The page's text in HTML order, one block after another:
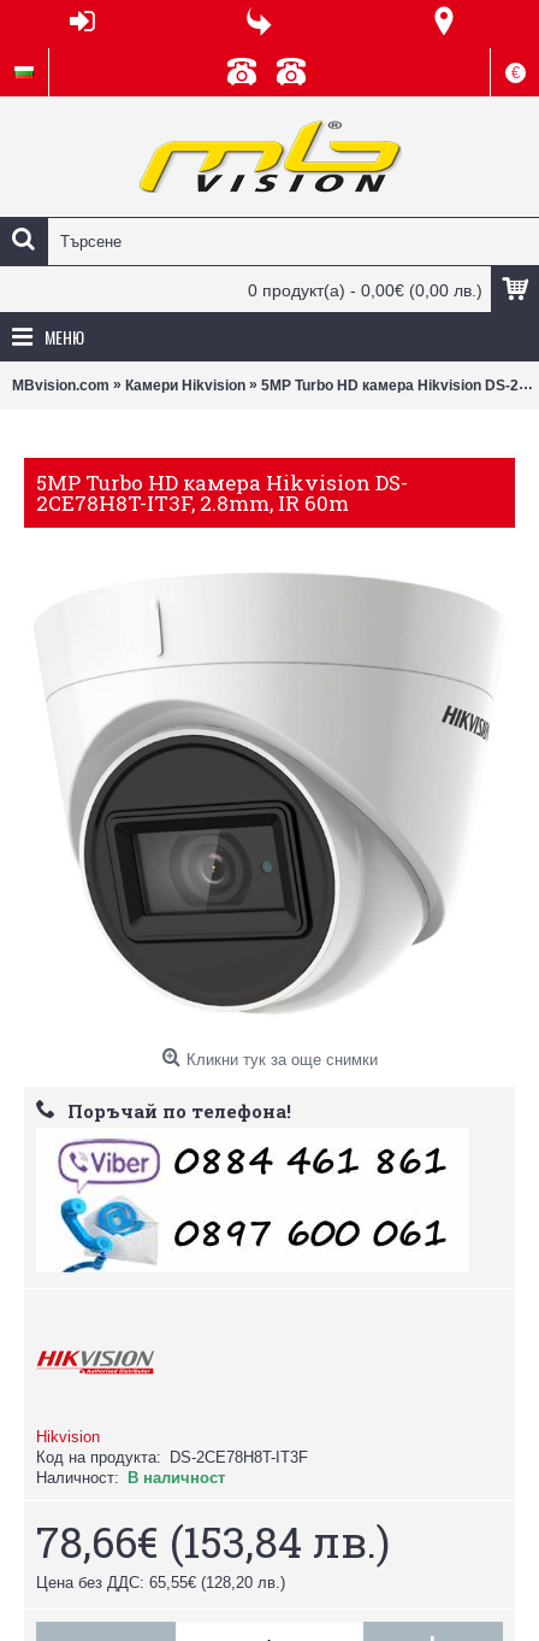
€
0 продукт(а) - 0,00€ (0,00 лв.)
МЕНЮ
MBvision.com » Камери Hikvision » 5MP Turbo HD камера Hikvision DS-2CE78H8T-IT3F, 2.8mm, IR 60m
5MP Turbo HD камера Hikvision DS-
2CE78H8T-IT3F, 2.8mm, IR 60m
Кликни тук за още снимки
Поръчай по телефона!
Hikvision
Код на продукта:
DS-2CE78H8T-IT3F
Наличност:
В наличност
78,66€ (153,84 лв.)
Цена без ДДС: 65,55€ (128,20 лв.)